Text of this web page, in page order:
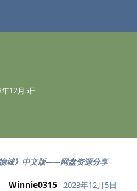
12月5日
城》中文版——网盘资源分享
Winnie0315 2023年12月5日